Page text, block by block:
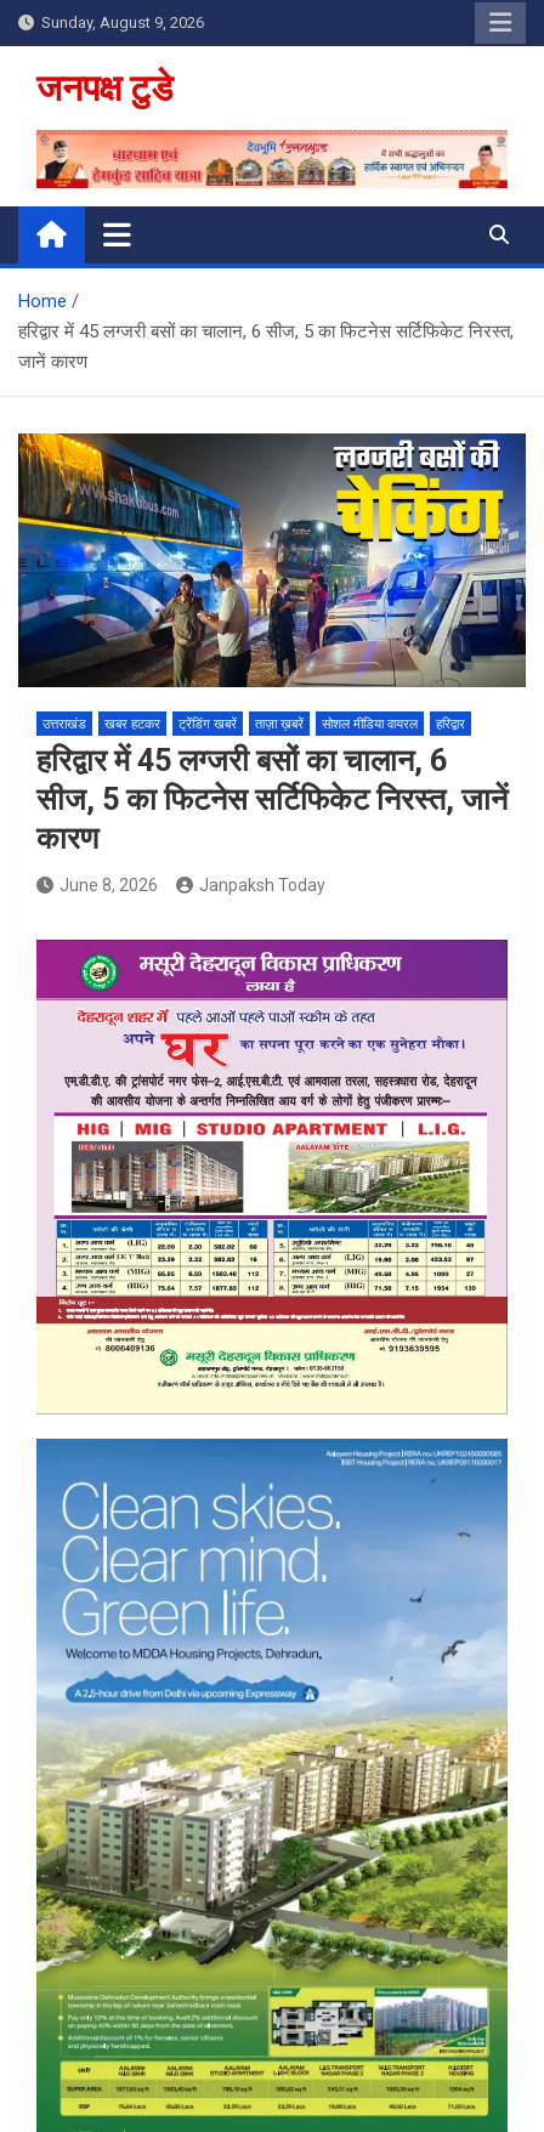
Skip
to
content
Sunday, August 9, 2026
जनपक्ष टुडे
Home
हरिद्वार में 45 लग्जरी बसों का चालान, 6 सीज, 5 का फिटनेस सर्टिफिकेट निरस्त,
जानें कारण
उत्तराखंड खबर हटकर ट्रेंडिंग खबरें ताज़ा ख़बरें सोशल मीडिया वायरल हरिद्वार
हरिद्वार में 45 लग्जरी बसों का चालान, 6
सीज, 5 का फिटनेस सर्टिफिकेट निरस्त, जानें
कारण
June 8, 2026 Janpaksh Today